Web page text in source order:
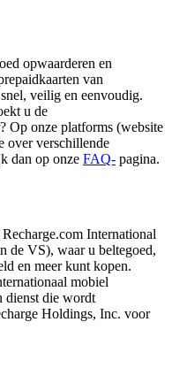
opwaarderen en
van
veilig en eenvoudig.
u de
Op onze platforms (website
over verschillende
dan op onze FAQ- pagina.
International
de VS), waar u beltegoed,
en meer kunt kopen.
mobiel
dienst die wordt
Holdings, Inc. voor